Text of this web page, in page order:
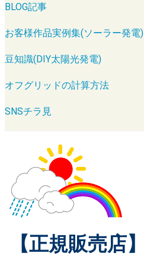
BLOG記事
お客様作品実例集(ソーラー発電)
豆知識(DIY太陽光発電)
オフグリッドの計算方法
SNSチラ見
【正規販売店】